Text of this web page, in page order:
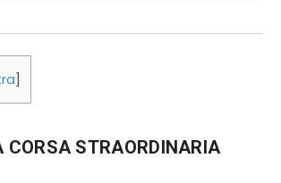
]
CORSA STRAORDINARIA